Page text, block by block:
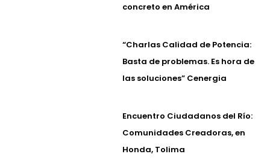
concreto en América
“Charlas Calidad de Potencia:
Basta de problemas. Es hora de
las soluciones” Cenergia
Encuentro Ciudadanos del Río:
Comunidades Creadoras, en
Honda, Tolima